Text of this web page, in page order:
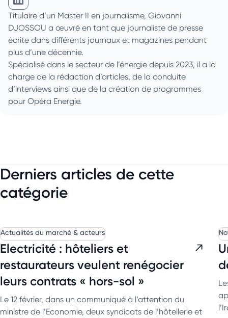
Giovanni Djossou sur Linkedin
Titulaire d’un Master II en journalisme, Giovanni
DJOSSOU a œuvré en tant que journaliste de presse
écrite dans différents journaux et magazines pendant
plus d’une décennie.
Spécialisé dans le secteur de l’énergie depuis 2023, il a la
charge de la rédaction d’articles, de la conduite
d’interviews ainsi que de la création de programmes
pour Opéra Energie.
Derniers articles de cette
catégorie
Actualités du marché & acteurs
Electricité : hôteliers et
restaurateurs veulent renégocier
leurs contrats « hors-sol »
Le 12 février, dans un communiqué à l’attention du
ministre de l’Economie, deux syndicats de l’hôtellerie et